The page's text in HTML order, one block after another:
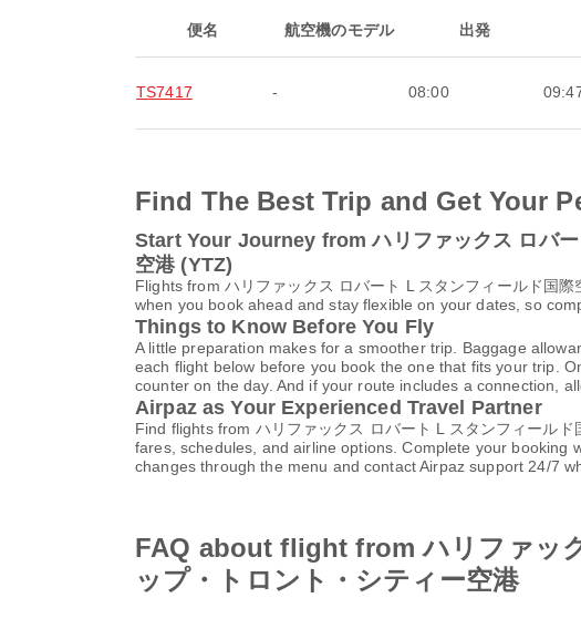
便名 航空機のモデル 出発
TS7417 - 08:00
Find The Best Trip and Get Your
Start Your Journey from ハリファックス ロバ
空港 (YTZ)
Flights from ハリファックス ロバート L スタンフィールド国
when you book ahead and stay flexible on your dates, so
Things to Know Before You Fly
A little preparation makes for a smoother trip. Baggage
each flight below before you book the one that fits your trip.
counter on the day. And if your route includes a connection,
Airpaz as Your Experienced Travel Partner
Find flights from ハリファックス ロバート L スタンフィール
fares, schedules, and airline options. Complete your booking
changes through the menu and contact Airpaz support 24/7
FAQ about flight from ハリファッ
ップ・トロント・シティー空港